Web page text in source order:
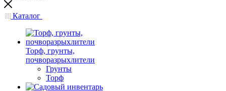
Каталог
Торф, грунты,
почворазрыхлители
Грунты
Торф